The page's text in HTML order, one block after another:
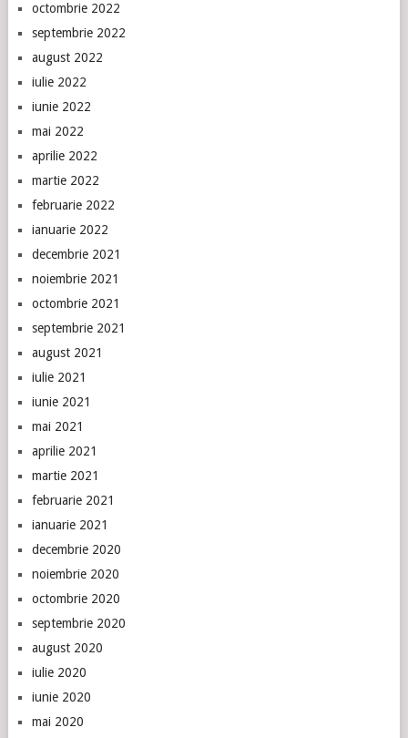
octombrie 2022
septembrie 2022
august 2022
iulie 2022
iunie 2022
mai 2022
aprilie 2022
martie 2022
februarie 2022
ianuarie 2022
decembrie 2021
noiembrie 2021
octombrie 2021
septembrie 2021
august 2021
iulie 2021
iunie 2021
mai 2021
aprilie 2021
martie 2021
februarie 2021
ianuarie 2021
decembrie 2020
noiembrie 2020
octombrie 2020
septembrie 2020
august 2020
iulie 2020
iunie 2020
mai 2020